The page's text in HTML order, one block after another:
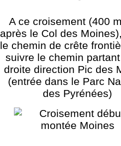
A ce croisement (400
après le Col des
le chemin de crête
suivre le chemin
droite direction Pic des
(entrée dans le Parc
des Pyrénées)